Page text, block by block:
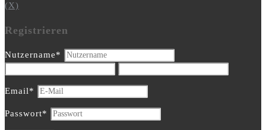
(X)
Registrieren
Nutzername*
Email*
Passwort*